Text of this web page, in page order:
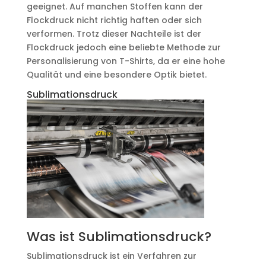
geeignet. Auf manchen Stoffen kann der
Flockdruck nicht richtig haften oder sich
verformen. Trotz dieser Nachteile ist der
Flockdruck jedoch eine beliebte Methode zur
Personalisierung von T-Shirts, da er eine hohe
Qualität und eine besondere Optik bietet.
Sublimationsdruck
Was ist Sublimationsdruck?
Sublimationsdruck ist ein Verfahren zur